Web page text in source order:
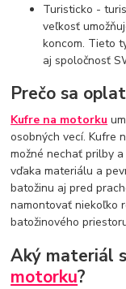
Turisticko -
veľkosť
koncom. Tieto
aj spoločnosť
Prečo sa
Kufre na motorku
osobných vecí. Kufre
možné nechať prilby
vďaka materiálu a
batožinu aj pred
namontovať niekoľko
batožinového
Aký materiál
motorku?